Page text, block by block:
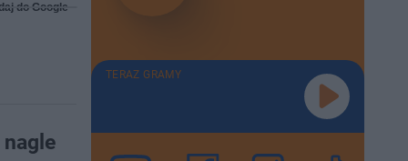
do Google
TERAZ GRAMY